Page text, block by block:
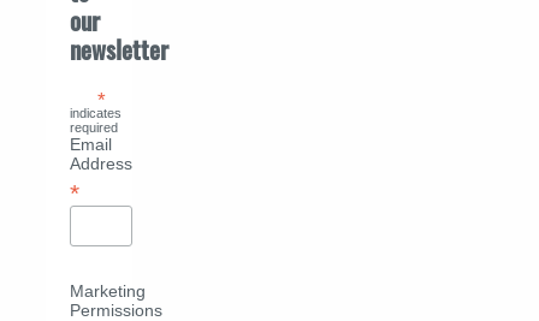
our
newsletter
*
indicates
required
Email
Address
*
Marketing
Permissions